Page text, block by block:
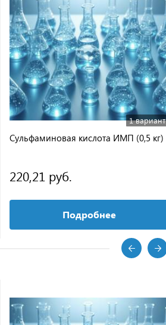
1 вариант
Сульфаминовая кислота ИМП (0,5 кг)
220,21 руб.
Подробнее